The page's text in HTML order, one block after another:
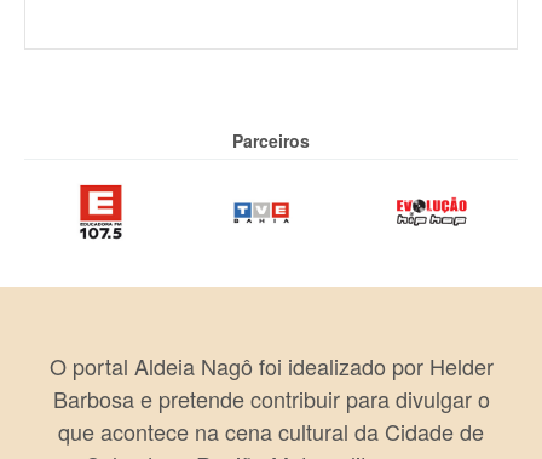
Parceiros
O portal Aldeia Nagô foi idealizado por Helder
Barbosa e pretende contribuir para divulgar o
que acontece na cena cultural da Cidade de